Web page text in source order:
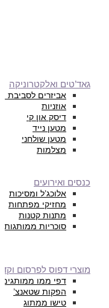
גאד’טים ואלקטרוניקה
אביזרים לסביבת
אוזניות
דיסק און קי
מטען נייד
מטען שולחני
מצלמות
כנסים ואירועים
אלוכג’ל ומסיכות
מחזיקי מפתחות
מתנות קטנות
סוכריות ממותגות
מוצרי דפוס לפרסום
דפי ממו ממותגים
הפקות שטאנצ’
טישו ממתוג